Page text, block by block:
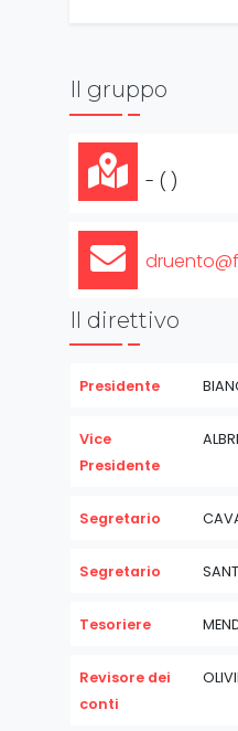
Il gruppo
- ( )
Il direttivo
Presidente
Vice
Presidente
Segretario
Segretario
Tesoriere
Revisore dei
conti